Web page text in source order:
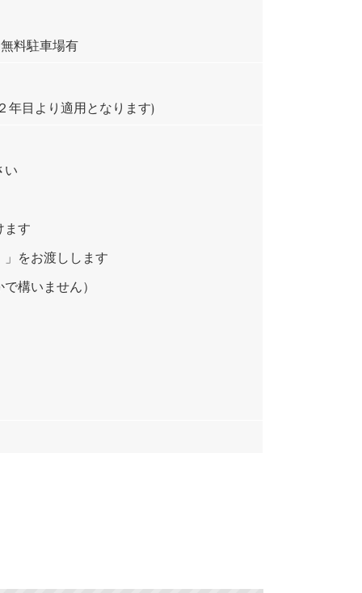
料駐車場有
年目より適用となります)
い
ます
をお渡しします
構いません）